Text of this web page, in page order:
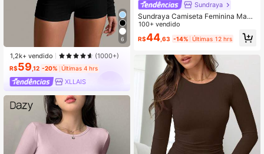
6
1,2k+ vendido (1000+)
R$59,12 -20% Últimas 4 hrs
XLLAIS
Sundraya
Sundraya Camiseta Feminina Mang
a Longa, Estilo Casual, Cor Sólida,
Ajuste Slim
100+ vendido
R$44 ,63 -14% Últimas 12 hrs